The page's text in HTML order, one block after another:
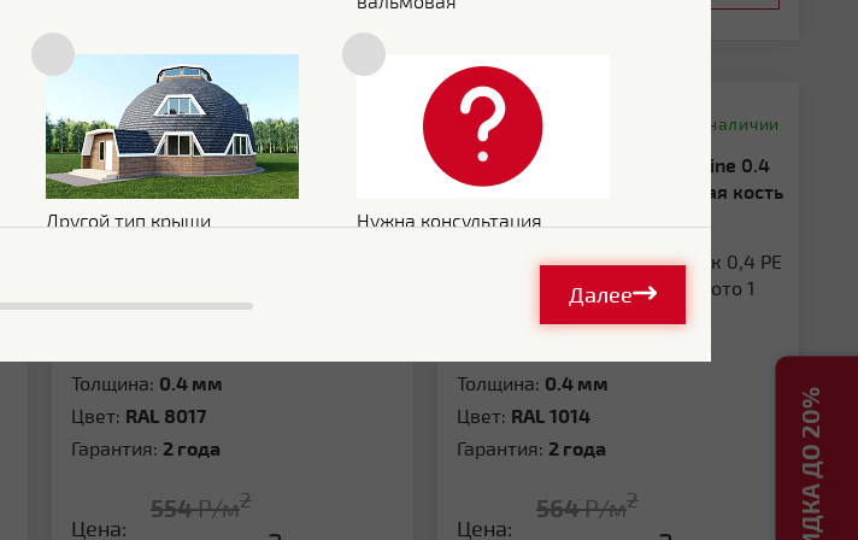
Сравнить
Металлочерепица Grand Line 0.4
Полиэстер RAL 8017 шоколадно-
коричневый 455674
Толщина: 0.4 мм
Цвет: RAL 8017
Гарантия: 2 года
Цена:
554Р/м2
Сравнить В наличии
Металлочерепица Grand Line 0.4
Полиэстер RAL 1014 слоновая кость
Толщина: 0.4 мм
Цвет: RAL 1014
Гарантия: 2 года
Цена:
564Р/м2
Другой тип крыши Нужна консультация
Далее